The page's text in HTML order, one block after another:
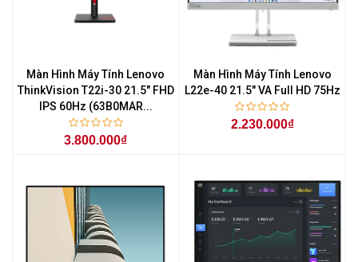
Màn Hình Máy Tính Lenovo
ThinkVision T22i-30 21.5" FHD
IPS 60Hz (63B0MAR...
3.800.000₫
Màn Hình Máy Tính Lenovo
L22e-40 21.5" VA Full HD 75Hz
2.230.000₫